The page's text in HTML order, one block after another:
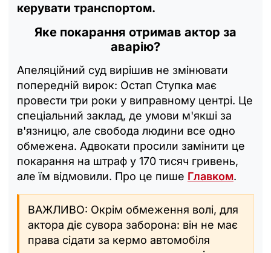
керувати транспортом.
Яке покарання отримав актор за
аварію?
Апеляційний суд вирішив не змінювати
попередній вирок: Остап Ступка має
провести три роки у виправному центрі. Це
спеціальний заклад, де умови м'якші за
в'язницю, але свобода людини все одно
обмежена. Адвокати просили замінити це
покарання на штраф у 170 тисяч гривень,
але їм відмовили. Про це пише Главком.
ВАЖЛИВО: Окрім обмеження волі, для
актора діє сувора заборона: він не має
права сідати за кермо автомобіля